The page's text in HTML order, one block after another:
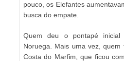
pouco, os Elefantes
busca do empate.
Quem deu o pontapé
Noruega. Mais uma vez,
Costa do Marfim, que ficou